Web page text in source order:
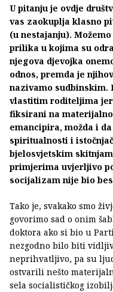
U pitanju je ovdje
vas zaokuplja klasno
(u nestajanju).
prilika u kojima su
njegova djevojka
odnos, premda je
nazivamo sudbinskim.
vlastitim roditeljima
fiksirani na
emancipira, možda i
spiritualnosti i
bjelosvjetskim
primjerima uvjerljivo
socijalizam nije bio
Tako je, svakako smo
govorimo sad o onim
doktora ako si bio u
nezgodno bilo biti
neprihvatljivo, pa su
ostvarili nešto
sela socialističkog